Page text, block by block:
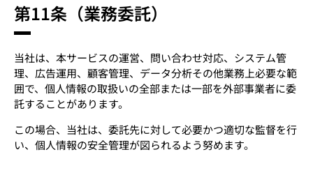
第11条（業務委託）
当社は、本サービスの運営、問い合わせ対応、システム管
理、広告運用、顧客管理、データ分析その他業務上必要な範
囲で、個人情報の取扱いの全部または一部を外部事業者に委
託することがあります。
この場合、当社は、委託先に対して必要かつ適切な監督を行
い、個人情報の安全管理が図られるよう努めます。